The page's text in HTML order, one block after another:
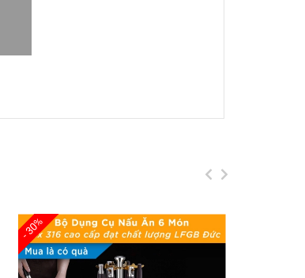
không gian sống sạch sẽ và yên
bấm nút, mang đến sự tiện lợi tối đa
- 30%